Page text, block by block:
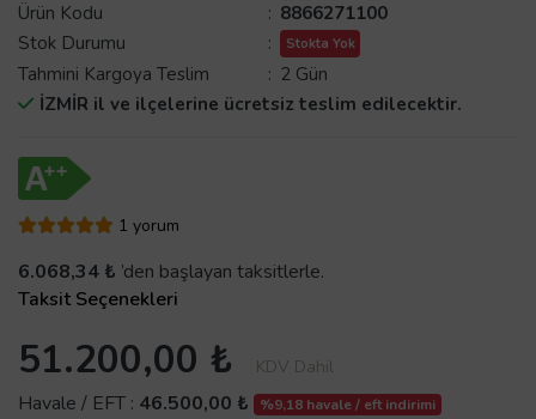
Ürün Kodu : 8866271100
Stok Durumu
: Stokta Yok
Tahmini Kargoya Teslim : 2 Gün
İZMİR il ve ilçelerine ücretsiz teslim edilecektir.
1 yorum
6.068,34 ₺ ’den başlayan taksitlerle.
Taksit Seçenekleri
51.200,00 ₺ KDV Dahil
Havale / EFT : 46.500,00 ₺ %9,18 havale / eft indirimi